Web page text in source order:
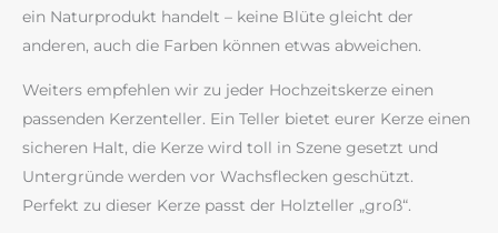
ein Naturprodukt handelt – keine Blüte gleicht der
anderen, auch die Farben können etwas abweichen.
Weiters empfehlen wir zu jeder Hochzeitskerze einen
passenden Kerzenteller. Ein Teller bietet eurer Kerze einen
sicheren Halt, die Kerze wird toll in Szene gesetzt und
Untergründe werden vor Wachsflecken geschützt.
Perfekt zu dieser Kerze passt der Holzteller „groß“.